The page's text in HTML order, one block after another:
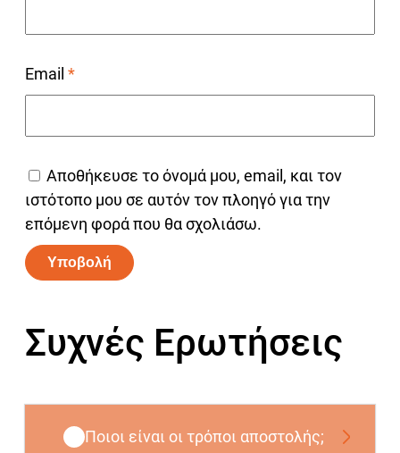
Email *
Αποθήκευσε το όνομά μου, email, και τον
ιστότοπο μου σε αυτόν τον πλοηγό για την
επόμενη φορά που θα σχολιάσω.
Συχνές Ερωτήσεις
Ποιοι είναι οι τρόποι αποστολής;